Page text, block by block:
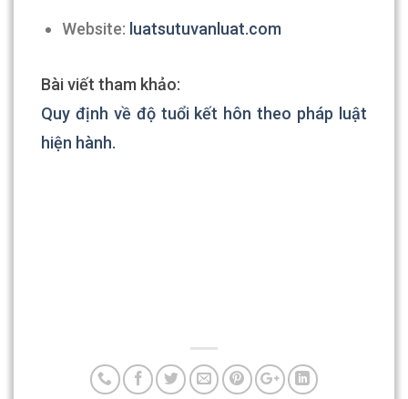
Website: luatsutuvanluat.com
Bài viết tham khảo:
Quy định về độ tuổi kết hôn theo pháp luật
hiện hành.